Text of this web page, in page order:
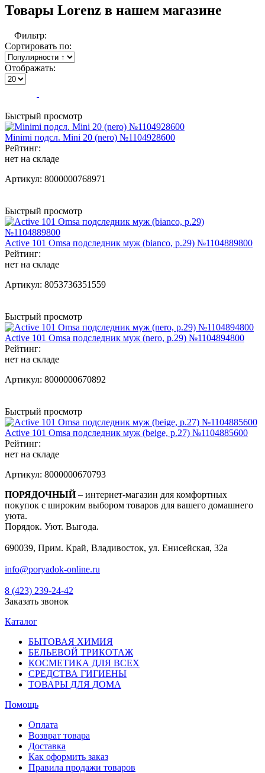
Товары Lorenz в нашем магазине
Фильтр:
Сортировать по:
Отображать:
Быстрый просмотр
Minimi подсл. Mini 20 (nero) №1104928600
Рейтинг:
нет на складе
Артикул: 8000000768971
Быстрый просмотр
Active 101 Omsa подследник муж (bianco, р.29) №1104889800
Рейтинг:
нет на складе
Артикул: 8053736351559
Быстрый просмотр
Active 101 Omsa подследник муж (nero, р.29) №1104894800
Рейтинг:
нет на складе
Артикул: 8000000670892
Быстрый просмотр
Active 101 Omsa подследник муж (beige, р.27) №1104885600
Рейтинг:
нет на складе
Артикул: 8000000670793
ПОРЯДОЧНЫЙ– интернет-магазин для комфортных
покупок с широким выбором товаров для вашего домашнего
уюта.
Порядок. Уют. Выгода.
690039, Прим. Край, Владивосток, ул. Енисейская, 32а
info@poryadok-online.ru
8 (423) 239-24-42
Заказать звонок
Каталог
БЫТОВАЯ ХИМИЯ
БЕЛЬЕВОЙ ТРИКОТАЖ
КОСМЕТИКА ДЛЯ ВСЕХ
СРЕДСТВА ГИГИЕНЫ
ТОВАРЫ ДЛЯ ДОМА
Помощь
Оплата
Возврат товара
Доставка
Как оформить заказ
Правила продажи товаров